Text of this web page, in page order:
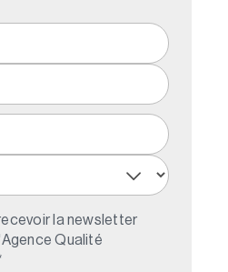
la newsletter
Qualité